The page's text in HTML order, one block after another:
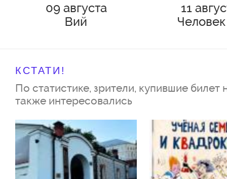
09 августа
Вий
11
КСТАТИ!
По статистике, зрители, купившие билет
также интересовались